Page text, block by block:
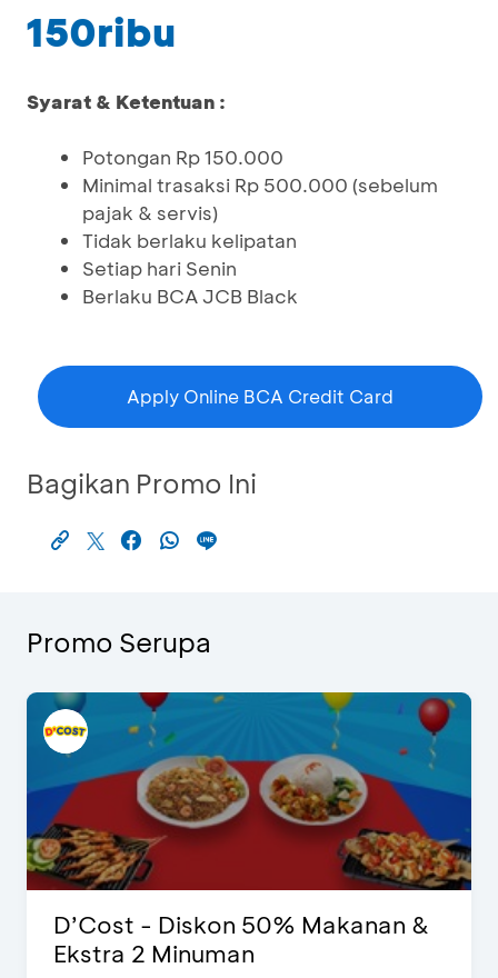
150ribu
Syarat & Ketentuan :
Potongan Rp 150.000
Minimal trasaksi Rp 500.000 (sebelum
pajak & servis)
Tidak berlaku kelipatan
Setiap hari Senin
Berlaku BCA JCB Black
Apply Online BCA Credit Card
Bagikan Promo Ini
Promo Serupa
D’Cost - Diskon 50% Makanan &
Ekstra 2 Minuman